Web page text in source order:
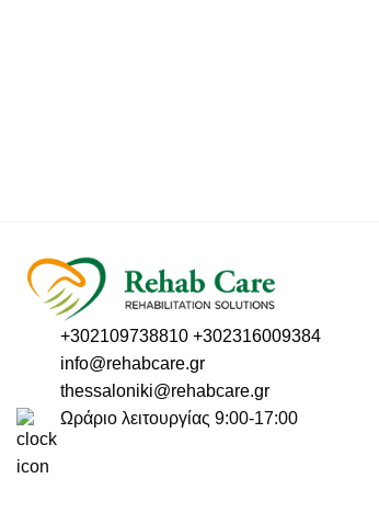
+302109738810 +302316009384
info@rehabcare.gr
thessaloniki@rehabcare.gr
Ωράριο λειτουργίας 9:00-17:00